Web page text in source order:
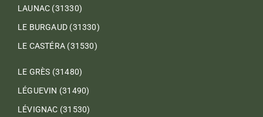
LAUNAC (31330)
LE BURGAUD (31330)
LE CASTÉRA (31530)
LE GRÈS (31480)
LÉGUEVIN (31490)
LÉVIGNAC (31530)